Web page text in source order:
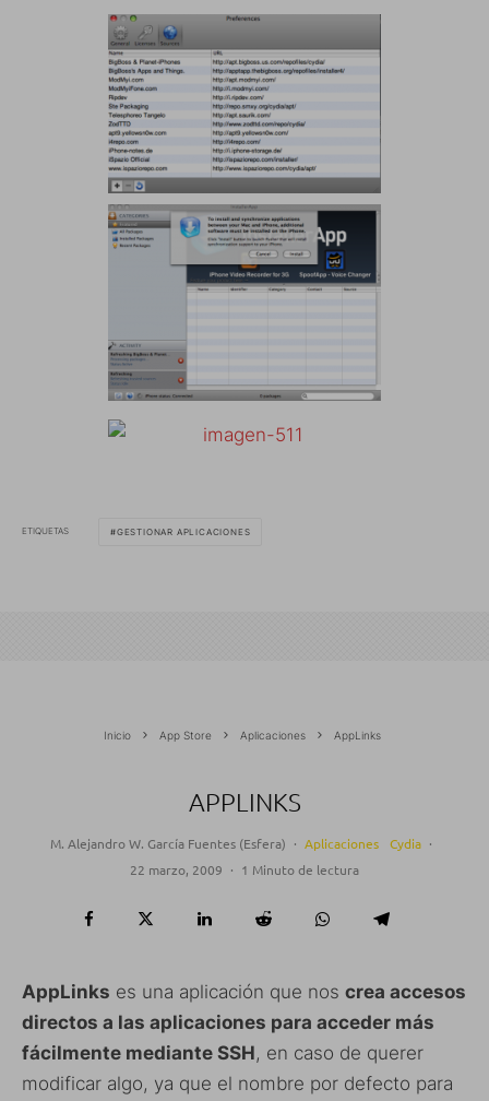
ETIQUETAS GESTIONAR APLICACIONES
Inicio App Store Aplicaciones AppLinks
APPLINKS
M. Alejandro W. García Fuentes (Esfera) · Aplicaciones Cydia ·
22 marzo, 2009 · 1 Minuto de lectura
AppLinks es una aplicación que nos crea accesos
directos a las aplicaciones para acceder más
fácilmente mediante SSH, en caso de querer
modificar algo, ya que el nombre por defecto para